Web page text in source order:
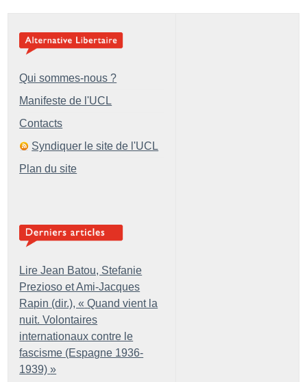
Qui sommes-nous ?
Manifeste de l'UCL
Contacts
Syndiquer le site de l'UCL
Plan du site
Lire Jean Batou, Stefanie
Prezioso et Ami-Jacques
Rapin (dir.), « Quand vient la
nuit. Volontaires
internationaux contre le
fascisme (Espagne 1936-
1939) »